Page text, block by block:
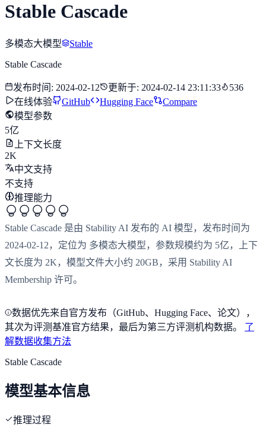
Stable Cascade
多模态大模型 Stable
Stable Cascade
发布时间 : 2024-02-12 更新于: 2024-02-14 23:11:33
536
在线体验
GitHub Hugging Face
Compare
模型参数
5亿
上下文长度
2K
中文支持
不支持
推理能力
Stable Cascade 是由 Stability AI 发布的 AI 模型，发布时间为
2024-02-12，定位为 多模态大模型，参数规模约为 5亿，上下
文长度为 2K，模型文件大小约 20GB，采用 Stability AI
Membership 许可。
数据优先来自官方发布（GitHub、Hugging Face、论文），
其次为评测基准官方结果，最后为第三方评测机构数据。
了
解数据收集方法
Stable Cascade
模型基本信息
推理过程